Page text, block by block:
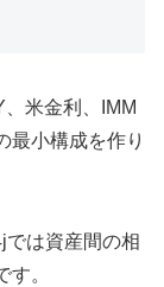
米金利、IMM
最小構成を作り
は資産間の相
。